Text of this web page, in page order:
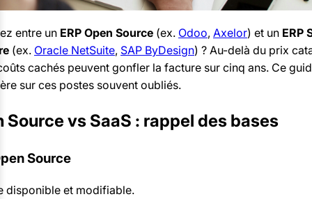
entre un ERP Open Source (ex. Odoo, Axelor) et un ERP
(ex. Oracle NetSuite, SAP ByDesign) ? Au-delà du prix
cachés peuvent gonfler la facture sur cinq ans. Ce
sur ces postes souvent oubliés.
Source vs SaaS : rappel des bases
Source
disponible et modifiable.